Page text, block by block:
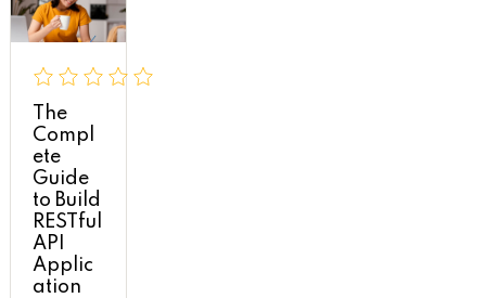
The
Compl
ete
Guide
to Build
RESTful
API
Applic
ation